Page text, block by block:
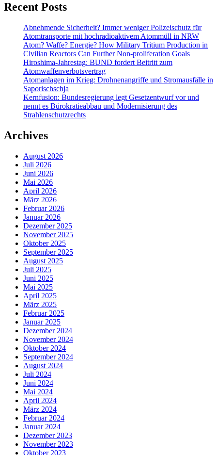
Recent Posts
Abnehmende Sicherheit? Immer weniger Polizeischutz für
Atomtransporte mit hochradioaktivem Atommüll in NRW
Atom? Waffe? Energie? How Military Tritium Production in
Civilian Reactors Can Further Non-proliferation Goals
Hiroshima-Jahrestag: BUND fordert Beitritt zum
Atomwaffenverbotsvertrag
Atomanlagen im Krieg: Drohnenangriffe und Stromausfälle in
Saporischschja
Kernfusion: Bundesregierung legt Gesetzentwurf vor und
nennt es Bürokratieabbau und Modernisierung des
Strahlenschutzrechts
Archives
August 2026
Juli 2026
Juni 2026
Mai 2026
April 2026
März 2026
Februar 2026
Januar 2026
Dezember 2025
November 2025
Oktober 2025
September 2025
August 2025
Juli 2025
Juni 2025
Mai 2025
April 2025
März 2025
Februar 2025
Januar 2025
Dezember 2024
November 2024
Oktober 2024
September 2024
August 2024
Juli 2024
Juni 2024
Mai 2024
April 2024
März 2024
Februar 2024
Januar 2024
Dezember 2023
November 2023
Oktober 2023